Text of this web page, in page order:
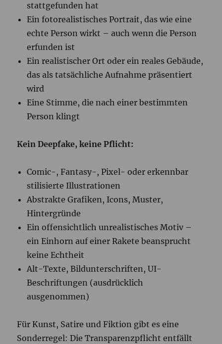
stattgefunden hat
Ein fotorealistisches Portrait, das wie eine
echte Person wirkt – auch wenn die Person
erfunden ist
Ein realistischer Ort oder ein reales Gebäude,
das als tatsächliche Aufnahme präsentiert
wird
Eine Stimme, die nach einer bestimmten
Person klingt
Kein Deepfake, keine Pflicht:
Comic-, Fantasy-, Pixel- oder erkennbar
stilisierte Illustrationen
Abstrakte Grafiken, Icons, Muster,
Hintergründe
Ein offensichtlich unrealistisches Motiv –
ein Einhorn auf einer Rakete beansprucht
keine Echtheit
Alt-Texte, Bildunterschriften, UI-
Beschriftungen (ausdrücklich
ausgenommen)
Für Kunst, Satire und Fiktion gibt es eine
Sonderregel: Die Transparenzpflicht entfällt